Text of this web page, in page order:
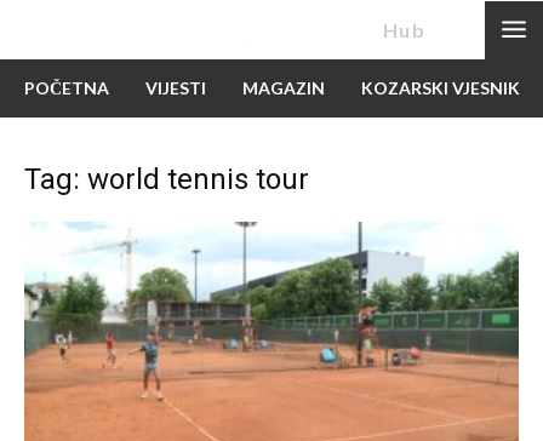
Hub
POČETNA VIJESTI MAGAZIN KOZARSKI VJESNIK
Tag: world tennis tour